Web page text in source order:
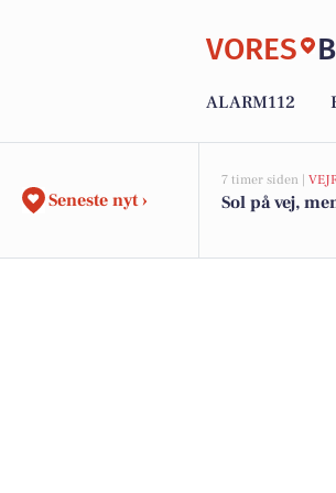
VORES
ALARM112
Seneste nyt ›
7 timer siden |
Sol på vej,